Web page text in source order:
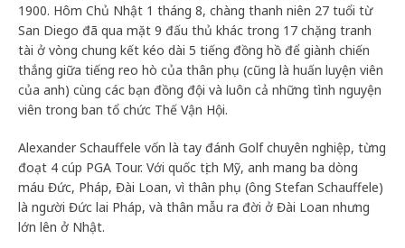
1900. Hôm Chủ Nhật 1 tháng 8, chàng thanh niên 27 tuổi từ
San Diego đã qua mặt 9 đấu thủ khác trong 17 chặng tranh
tài ở vòng chung kết kéo dài 5 tiếng đồng hồ để giành chiến
thắng giữa tiếng reo hò của thân phụ (cũng là huấn luyện viên
của anh) cùng các bạn đồng đội và luôn cả những tình nguyện
viên trong ban tổ chức Thế Vận Hội.
Alexander Schauffele vốn là tay đánh Golf chuyên nghiệp, từng
đoạt 4 cúp PGA Tour. Với quốc tịch Mỹ, anh mang ba dòng
máu Đức, Pháp, Đài Loan, vì thân phụ (ông Stefan Schauffele)
là người Đức lai Pháp, và thân mẫu ra đời ở Đài Loan nhưng
lớn lên ở Nhật.